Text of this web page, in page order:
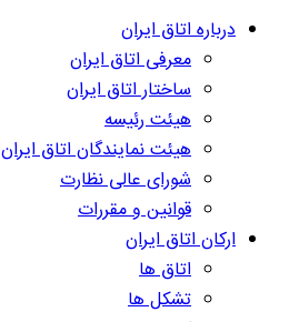
درباره اتاق ایران
معرفی اتاق ایران
ساختار اتاق ایران
هیئت رئیسه
هیئت نمایندگان اتاق ایران
شورای عالی نظارت
قوانین و مقررات
ارکان اتاق ایران
اتاق ها
تشکل ها